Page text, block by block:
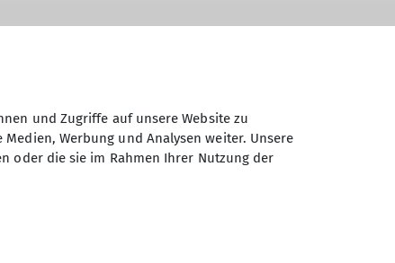
und Zugriffe auf unsere Website zu
Werbung und Analysen weiter. Unsere
oder die sie im Rahmen Ihrer Nutzung der